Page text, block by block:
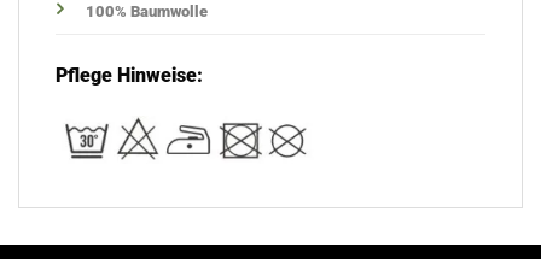
100% Baumwolle
Pflege Hinweise: